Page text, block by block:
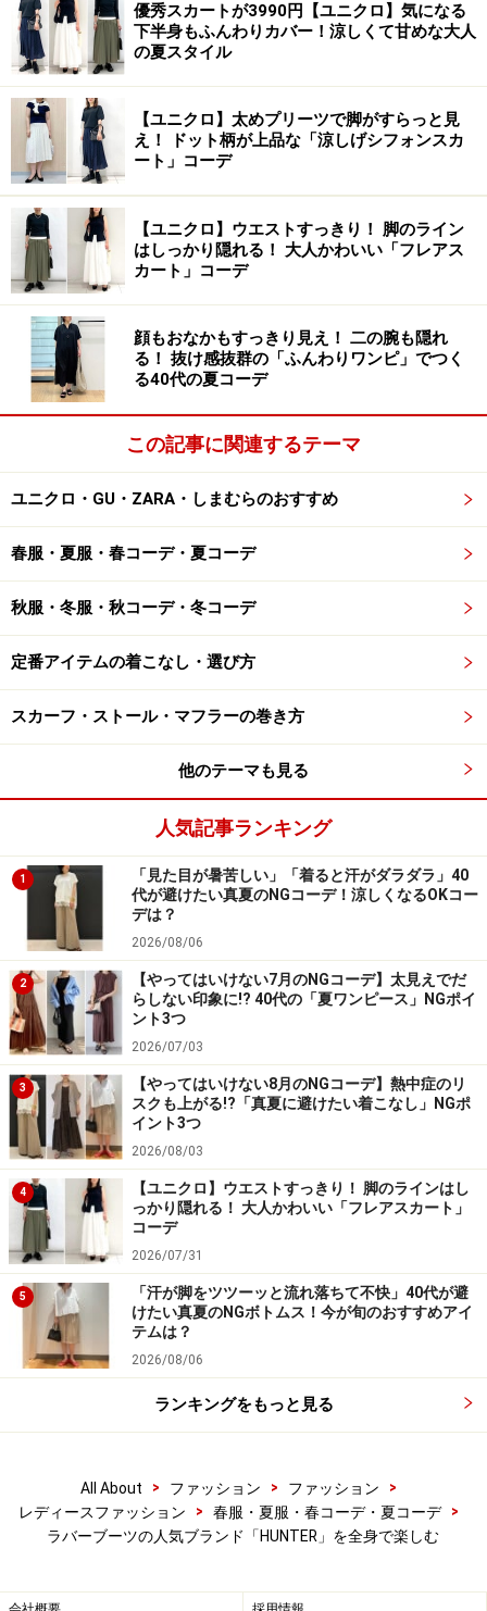
優秀スカートが3990円【ユニクロ】気になる
下半身もふんわりカバー！涼しくて甘めな大人
の夏スタイル
【ユニクロ】太めプリーツで脚がすらっと見
え！ ドット柄が上品な「涼しげシフォンスカ
ート」コーデ
【ユニクロ】ウエストすっきり！ 脚のライン
はしっかり隠れる！ 大人かわいい「フレアス
カート」コーデ
顔もおなかもすっきり見え！ 二の腕も隠れ
る！ 抜け感抜群の「ふんわりワンピ」でつく
る40代の夏コーデ
この記事に関連するテーマ
ユニクロ・GU・ZARA・しまむらのおすすめ
春服・夏服・春コーデ・夏コーデ
秋服・冬服・秋コーデ・冬コーデ
定番アイテムの着こなし・選び方
スカーフ・ストール・マフラーの巻き方
他のテーマも見る
人気記事ランキング
1
「見た目が暑苦しい」「着ると汗がダラダラ」40
代が避けたい真夏のNGコーデ！涼しくなるOKコー
デは？
2026/08/06
2
【やってはいけない7月のNGコーデ】太見えでだ
らしない印象に!? 40代の「夏ワンピース」NGポイ
ント3つ
2026/07/03
3
【やってはいけない8月のNGコーデ】熱中症のリ
スクも上がる!?「真夏に避けたい着こなし」NGポ
イント3つ
2026/08/03
4
【ユニクロ】ウエストすっきり！ 脚のラインはし
っかり隠れる！ 大人かわいい「フレアスカート」
コーデ
2026/07/31
5
「汗が脚をツツーッと流れ落ちて不快」40代が避
けたい真夏のNGボトムス！今が旬のおすすめアイ
テムは？
2026/08/06
ランキングをもっと見る
All About > ファッション > ファッション
>
レディースファッション
> 春服・夏服・春コーデ・夏コーデ
>
ラバーブーツの人気ブランド「HUNTER」を全身で楽しむ